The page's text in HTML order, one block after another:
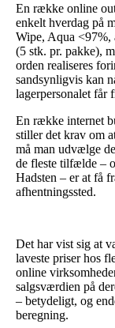
En række online
enkelt hverdag på
Wipe, Aqua
(5 stk. pr. pakke),
orden realiseres
sandsynligvis kan
lagerpersonalet får
En række internet
stiller det krav om
må man udvælge
de fleste tilfælde –
Hadsten – er at få
afhentningssted.
Det har vist sig at
laveste priser hos
online
salgsværdien på
– betydeligt, og
beregning.